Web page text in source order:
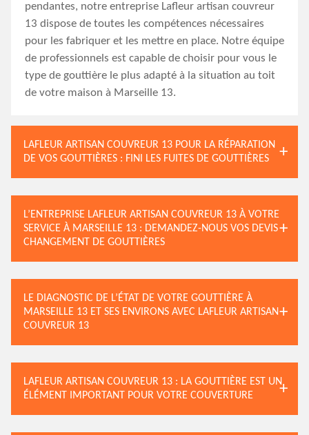
pendantes, notre entreprise Lafleur artisan couvreur
13 dispose de toutes les compétences nécessaires
pour les fabriquer et les mettre en place. Notre équipe
de professionnels est capable de choisir pour vous le
type de gouttière le plus adapté à la situation au toit
de votre maison à Marseille 13.
LAFLEUR ARTISAN COUVREUR 13 POUR LA RÉPARATION
DE VOS GOUTTIÈRES : FINI LES FUITES DE GOUTTIÈRES
L’ENTREPRISE LAFLEUR ARTISAN COUVREUR 13 À VOTRE
SERVICE À MARSEILLE 13 : DEMANDEZ-NOUS VOS DEVIS
CHANGEMENT DE GOUTTIÈRES
LE DIAGNOSTIC DE L’ÉTAT DE VOTRE GOUTTIÈRE À
MARSEILLE 13 ET SES ENVIRONS AVEC LAFLEUR ARTISAN
COUVREUR 13
LAFLEUR ARTISAN COUVREUR 13 : LA GOUTTIÈRE EST UN
ÉLÉMENT IMPORTANT POUR VOTRE COUVERTURE